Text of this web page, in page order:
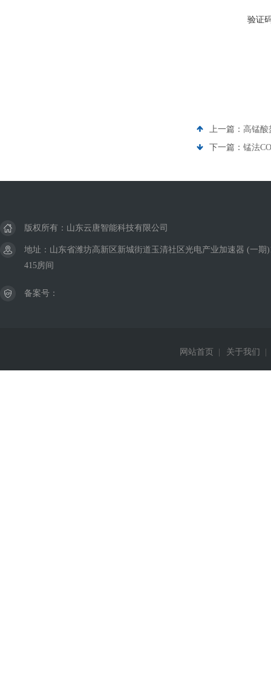
验证
上一篇： 高锰酸
下一篇： 锰法
版权所有：山东云唐智能科技有限公司
地址：山东省潍坊高新区新城街道玉清社区光电产业加速器 (一期
415房间
备案号：
网站首页 关于我们